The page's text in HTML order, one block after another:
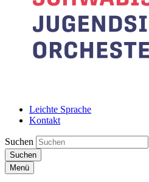
Leichte Sprache
Kontakt
Suchen
Suchen
Menü